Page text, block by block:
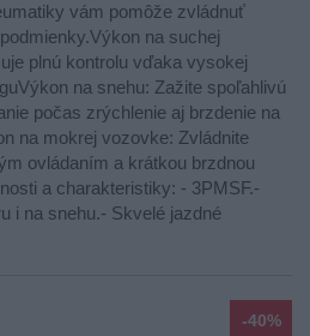
vám pomôže zvládnuť
na suchej
plnú kontrolu vďaka vysokej
na snehu: Zažite spoľahlivú
počas zrýchlenie aj brzdenie na
na mokrej vozovke: Zvládnite
ovládaním a krátkou brzdnou
a charakteristiky: - 3PMSF.-
i na snehu.- Skvelé jazdné
-40%